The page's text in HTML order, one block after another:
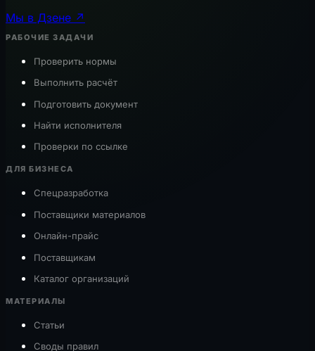
Мы в Дзене ↗
РАБОЧИЕ ЗАДАЧИ
Проверить нормы
Выполнить расчёт
Подготовить документ
Найти исполнителя
Проверки по ссылке
ДЛЯ БИЗНЕСА
Спецразработка
Поставщики материалов
Онлайн-прайс
Поставщикам
Каталог организаций
МАТЕРИАЛЫ
Статьи
Своды правил